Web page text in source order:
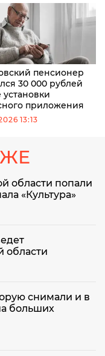
пенсионер
30 000 рублей
установки
приложения
13:13
области попали
«Культура»
области
снимали и в
больших